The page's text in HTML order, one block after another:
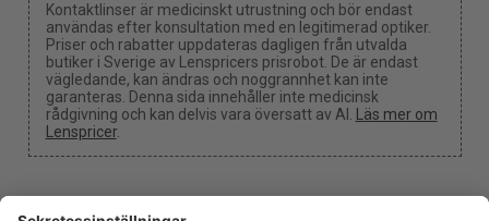
Kontaktlinser är medicinskt utrustning och bör endast
användas efter konsultation med en legitimerad optiker.
Priser och rabatter uppdateras dagligen från utvalda
butiker i Sverige av Lenspricers prisrobot. De är endast
vägledande, kan ändras och noggrannhet kan inte
garanteras. Denna sida innehåller inte medicinsk
rådgivning och kan delvis vara översatt av AI. Läs mer om
Lenspricer.